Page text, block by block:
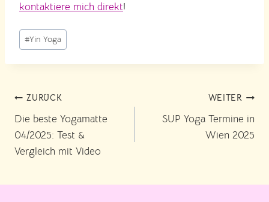
kontaktiere mich direkt!
Schlagworte:
#Yin Yoga
Beitragsnavigation
ZURÜCK
Die beste Yogamatte
04/2025: Test &
Vergleich mit Video
WEITER
SUP Yoga Termine in
Wien 2025